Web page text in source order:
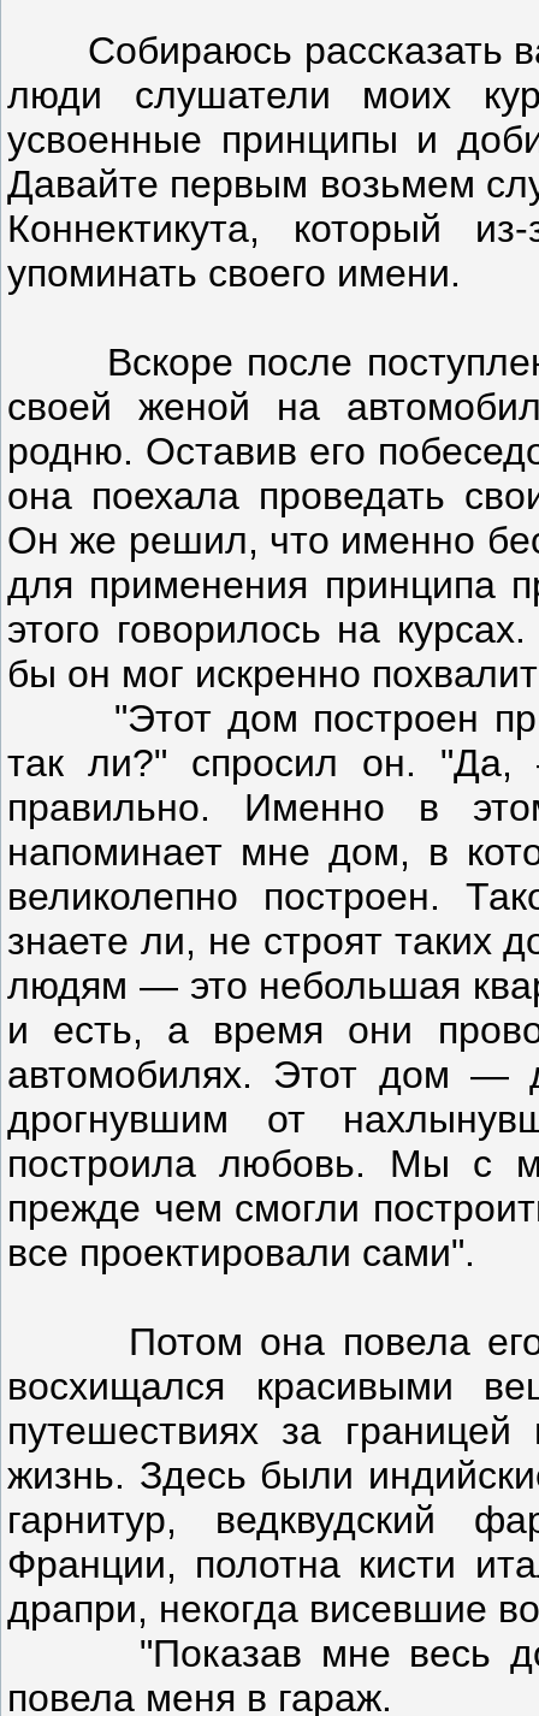
Собираюсь рассказать
люди слушатели моих
усвоенные принципы и
Давайте первым возьмем
Коннектикута, который
упоминать своего имени.
Вскоре после
своей женой на
родню. Оставив его
она поехала проведать
Он же решил, что именно
для применения принципа
этого говорилось на
бы он мог искренно
"Этот дом построен
так ли?" спросил он.
правильно. Именно в
напоминает мне дом, в
великолепно построен.
знаете ли, не строят таких
людям — это небольшая
и есть, а время они
автомобилях. Этот дом —
дрогнувшим от
построила любовь. Мы с
прежде чем смогли
все проектировали сами".
Потом она повела его
восхищался красивыми
путешествиях за
жизнь. Здесь были
гарнитур, ведквудский
Франции, полотна кисти
драпри, некогда висевшие
"Показав мне весь
повела меня в гараж.